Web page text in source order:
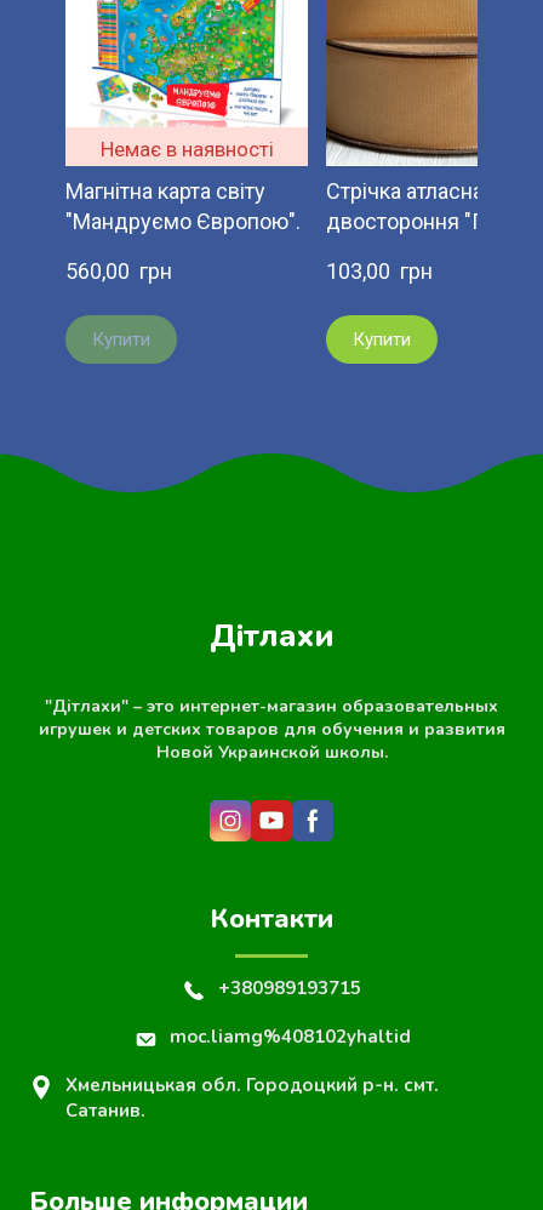
Немає в наявності
Магнітна карта світу
"Мандруємо Європою".
560,00  грн
Купити
Стрічка атласна
двостороння
103,00  грн
Купити
Дітлахи
"Дітлахи" – это интернет-магазин образовательных
игрушек и детских товаров для обучения и развития
Новой Украинской школы.
Контакти
+380989193715
moc.liamg%408102yhaltid
Хмельницькая обл. Городоцкий р-н. смт.
Сатанив.
Больше информации